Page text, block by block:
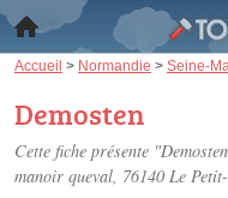
Accueil > Normandie > Seine-
Demosten
Cette fiche présente
manoir queval, 76140 Le